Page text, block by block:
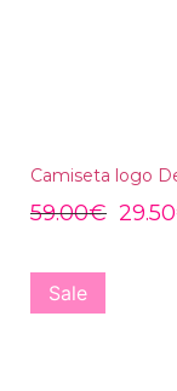
Camiseta logo
59.00€ 29.50
Sale